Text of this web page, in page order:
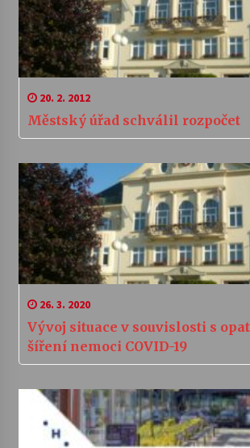
20. 2. 2012
Městský úřad schválil rozpočet
26. 3. 2020
Vývoj situace v souvislosti s
šíření nemoci COVID-19